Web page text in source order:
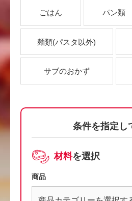
ごはん パン類
麺類(パスタ以外)
サブのおかず
条件を指定し
材料を選択
商品